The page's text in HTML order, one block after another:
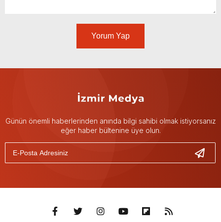
Yorum Yap
Günün önemli haberlerinden anında bilgi sahibi olmak istiyorsanız
eğer haber bültenine üye olun.